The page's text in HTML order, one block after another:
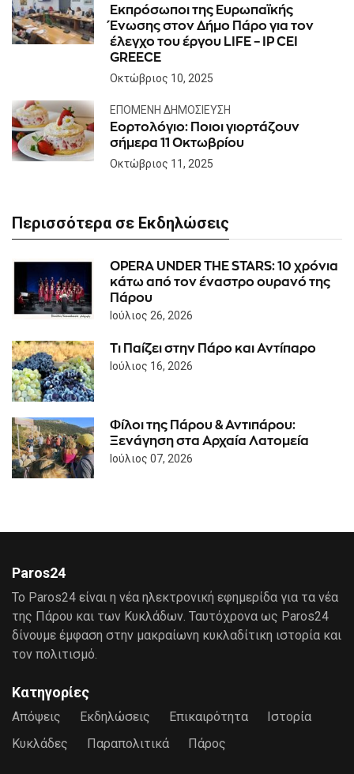
Εκπρόσωποι της Ευρωπαϊκής
Ένωσης στον Δήμο Πάρο για τον
έλεγχο του έργου LIFE – IP CEI
GREECE
Οκτώβριος 10, 2025
ΕΠΌΜΕΝΗ ΔΗΜΟΣΊΕΥΣΗ
Εορτολόγιο: Ποιοι γιορτάζουν
σήμερα 11 Οκτωβρίου
Οκτώβριος 11, 2025
Περισσότερα σε Εκδηλώσεις
OPERA UNDER THE STARS: 10 χρόνια
κάτω από τον έναστρο ουρανό της
Πάρου
Ιούλιος 26, 2026
Τι Παίζει στην Πάρο και Αντίπαρο
Ιούλιος 16, 2026
Φίλοι της Πάρου & Αντιπάρου:
Ξενάγηση στα Αρχαία Λατομεία
Ιούλιος 07, 2026
Paros24
Το Paros24 είναι η νέα ηλεκτρονική εφημερίδα για τα νέα
της Πάρου και των Κυκλάδων. Ταυτόχρονα ως Paros24
δίνουμε έμφαση στην μακραίωνη κυκλαδίτικη ιστορία και
τον πολιτισμό.
Κατηγορίες
Απόψεις Εκδηλώσεις Επικαιρότητα
Ιστορία
Κυκλάδες
Παραπολιτικά Πάρος